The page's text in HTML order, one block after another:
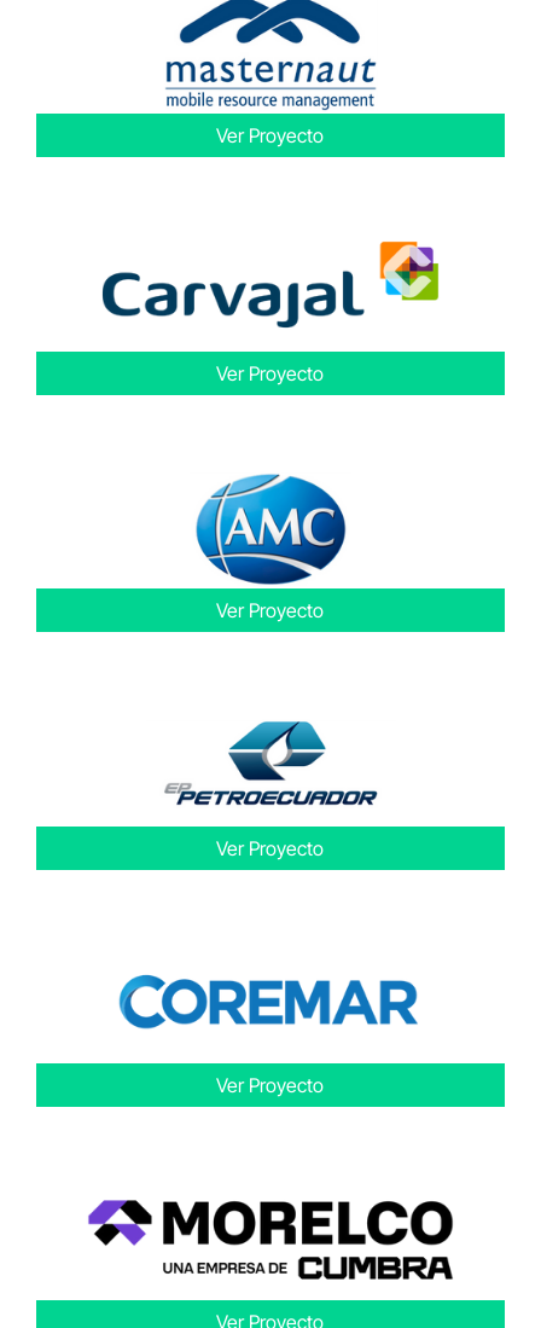
Ver Proyecto
Ver Proyecto
Ver Proyecto
Ver Proyecto
Ver Proyecto
Ver Proyecto